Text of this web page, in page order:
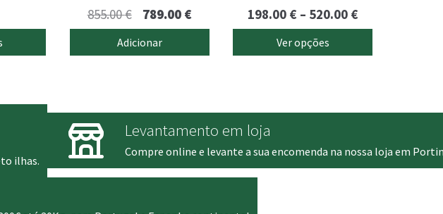
855.00€
preço
original
789.00 €O
preço
atual
Adicionar
198.00 € – 520.00 €Price
range:
198.00 €
Ver opções
page
ilhas.
Levantamento em loja
Compre online e levante a sua encomenda na nossa loja em